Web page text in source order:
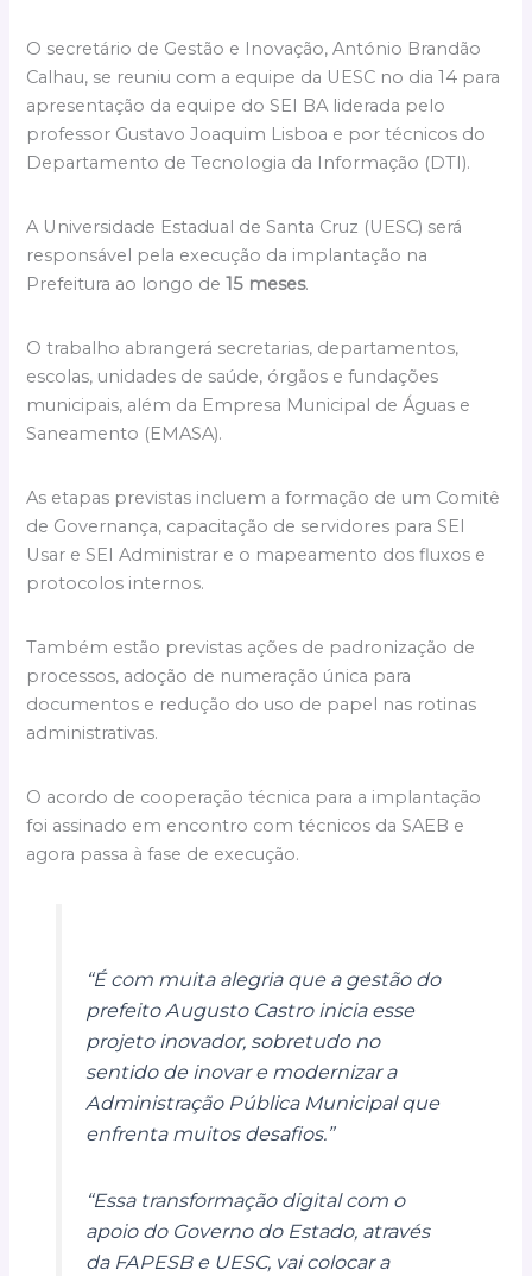
O secretário de Gestão e Inovação, António Brandão
Calhau, se reuniu com a equipe da UESC no dia 14 para
apresentação da equipe do SEI BA liderada pelo
professor Gustavo Joaquim Lisboa e por técnicos do
Departamento de Tecnologia da Informação (DTI).
A Universidade Estadual de Santa Cruz (UESC) será
responsável pela execução da implantação na
Prefeitura ao longo de15 meses.
O trabalho abrangerá secretarias, departamentos,
escolas, unidades de saúde, órgãos e fundações
municipais, além da Empresa Municipal de Águas e
Saneamento (EMASA).
As etapas previstas incluem a formação de um Comitê
de Governança, capacitação de servidores para SEI
Usar e SEI Administrar e o mapeamento dos fluxos e
protocolos internos.
Também estão previstas ações de padronização de
processos, adoção de numeração única para
documentos e redução do uso de papel nas rotinas
administrativas.
O acordo de cooperação técnica para a implantação
foi assinado em encontro com técnicos da SAEB e
agora passa à fase de execução.
“É com muita alegria que a gestão do
prefeito Augusto Castro inicia esse
projeto inovador, sobretudo no
sentido de inovar e modernizar a
Administração Pública Municipal que
enfrenta muitos desafios.”
“Essa transformação digital com o
apoio do Governo do Estado, através
da FAPESB e UESC, vai colocar a